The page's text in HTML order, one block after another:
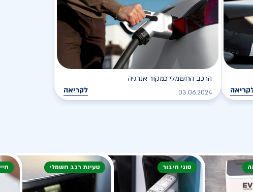
הרכב החשמלי כמקור אנרגיה
03.06.2024 לקריאה
סוגי חיבור טעינת רכב חשמלי